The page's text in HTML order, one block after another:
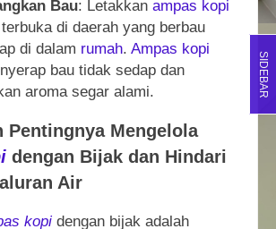
Bau: Letakkan ampas kopi
di daerah yang berbau
di dalam rumah. Ampas kopi
bau tidak sedap dan
aroma segar alami.
Pentingnya Mengelola
dengan Bijak dan Hindari
Air
kopi dengan bijak adalah
SIDEBAR